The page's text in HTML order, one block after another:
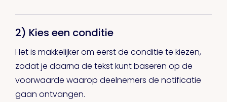
2) Kies een conditie
Het is makkelijker om eerst de conditie te kiezen,
zodat je daarna de tekst kunt baseren op de
voorwaarde waarop deelnemers de notificatie
gaan ontvangen.